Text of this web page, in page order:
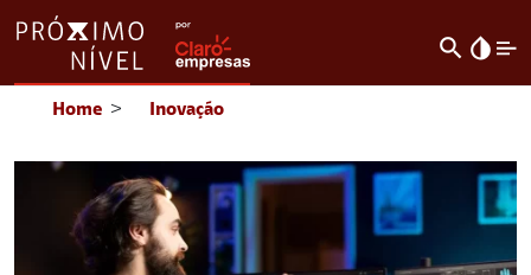
search invert_colors
Home > Inovação